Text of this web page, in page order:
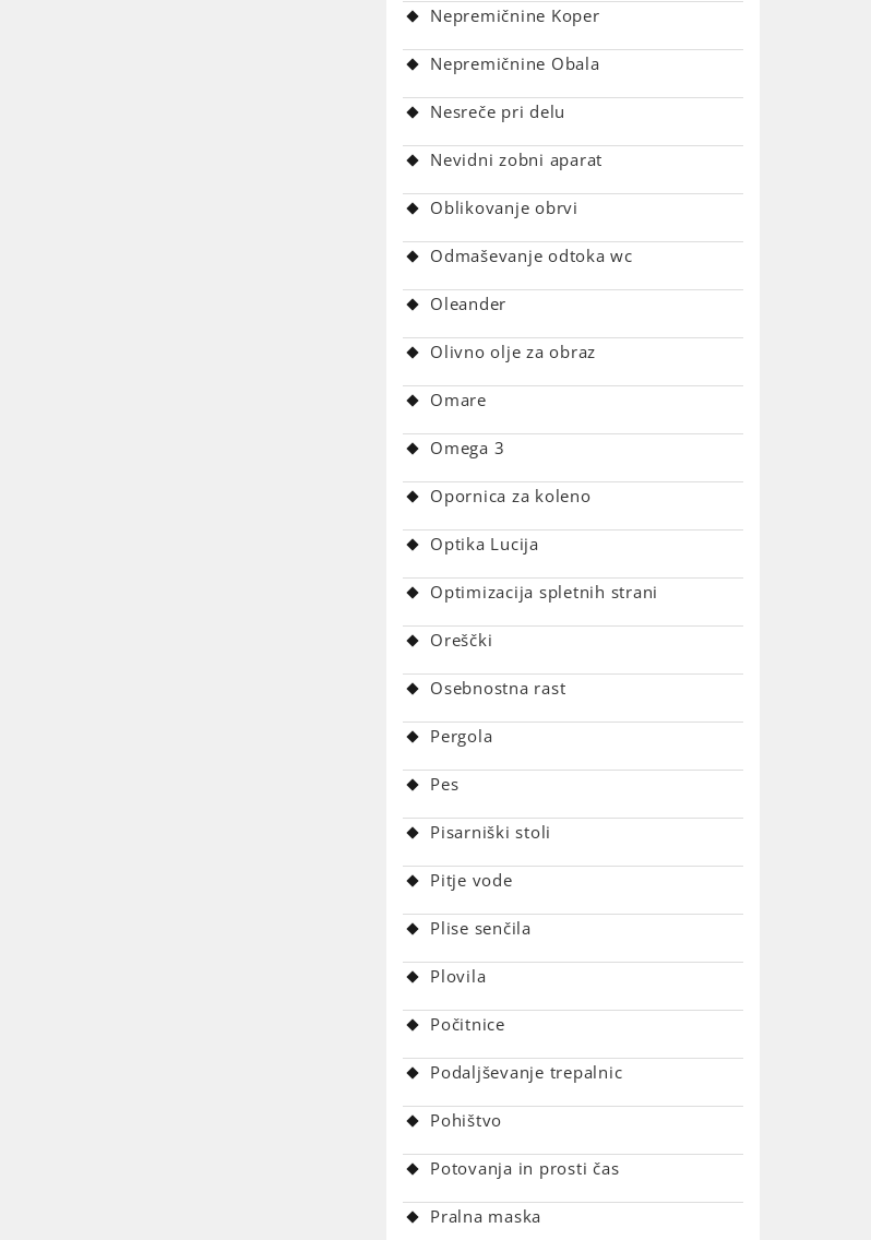
Nepremičnine Koper
Nepremičnine Obala
Nesreče pri delu
Nevidni zobni aparat
Oblikovanje obrvi
Odmaševanje odtoka wc
Oleander
Olivno olje za obraz
Omare
Omega 3
Opornica za koleno
Optika Lucija
Optimizacija spletnih strani
Oreščki
Osebnostna rast
Pergola
Pes
Pisarniški stoli
Pitje vode
Plise senčila
Plovila
Počitnice
Podaljševanje trepalnic
Pohištvo
Potovanja in prosti čas
Pralna maska